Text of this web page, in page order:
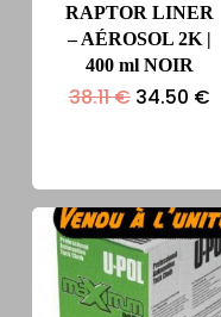
RAPTOR LINER
– AÉROSOL 2K |
400 ml NOIR
38.11€ Le
34.50 €Le